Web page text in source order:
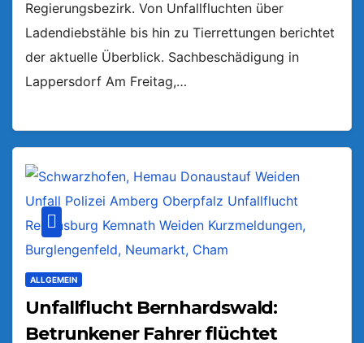
Regierungsbezirk. Von Unfallfluchten über
Ladendiebstähle bis hin zu Tierrettungen berichtet
der aktuelle Überblick. Sachbeschädigung in
Lappersdorf Am Freitag,…
ALLGEMEIN
Unfallflucht Bernhardswald:
Betrunkener Fahrer flüchtet